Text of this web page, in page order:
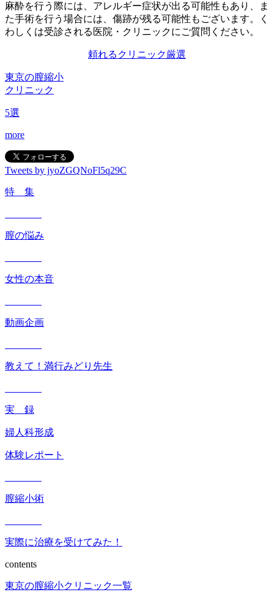
麻酔を行う際には、アレルギー症状が出る可能性もあり、ま
た手術を行う場合には、傷跡が残る可能性もございます。く
わしくは受診される医院・クリニックにご質問ください。
頼れるクリニック厳選
東京の膣縮小
クリニック
5選
more
Tweets by jyoZGQNoFl5q29C
特 集
膣の悩み
女性の本音
動画企画
教えて！満行みどり先生
実 録
婦人科形成
体験レポート
膣縮小術
実際に治療を受けてみた！
contents
東京の膣縮小クリニック一覧